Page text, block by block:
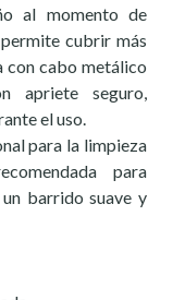
al momento de
cubrir más
con cabo metálico
apriete seguro,
el uso.
para la limpieza
para
barrido suave y